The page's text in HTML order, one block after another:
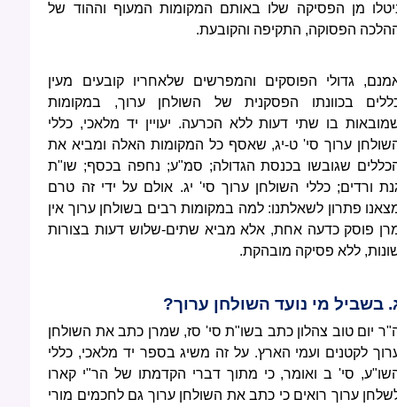
מן הפסיקה שלו באותם המקומות המעוף וההוד של
הפסוקה, התקיפה והקובעת.
גדולי הפוסקים והמפרשים שלאחריו קובעים מעין
בכוונתו הפסקנית של השולחן ערוך, במקומות
בו שתי דעות ללא הכרעה. יעויין יד מלאכי, כללי
ערוך סי' ט-יג, שאסף כל המקומות האלה ומביא את
שגובשו בכנסת הגדולה; סמ"ע; נחפה בכסף; שו"ת
ורדים; כללי השולחן ערוך סי' יג. אולם על ידי זה טרם
פתרון לשאלתנו: למה במקומות רבים בשולחן ערוך אין
פוסק כדעה אחת, אלא מביא שתים-שלוש דעות בצורות
ללא פסיקה מובהקת.
בשביל מי נועד השולחן ערוך?
יום טוב צהלון כתב בשו"ת סי' סז, שמרן כתב את השולחן
לקטנים ועמי הארץ. על זה משיג בספר יד מלאכי, כללי
סי' ב ואומר, כי מתוך דברי הקדמתו של הר"י קארו
ערוך רואים כי כתב את השולחן ערוך גם לחכמים מורי